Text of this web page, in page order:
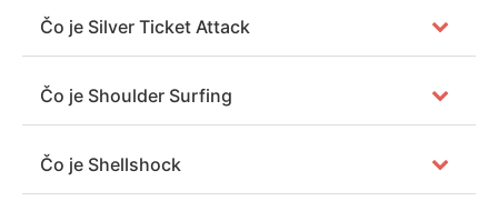
Čo je Silver Ticket Attack
Čo je Shoulder Surfing
Čo je Shellshock